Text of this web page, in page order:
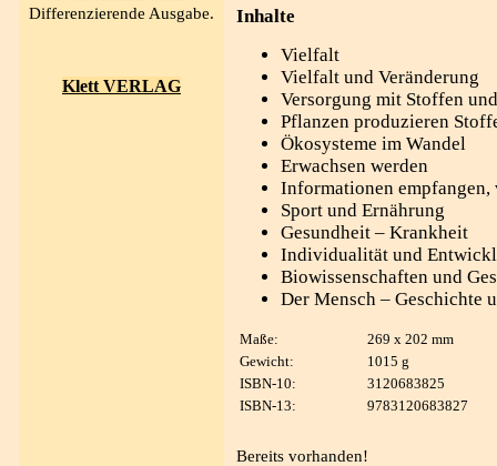
Differenzierende Ausgabe.
Klett VERLAG
Inhalte
Vielfalt
Vielfalt und Veränderung
Versorgung mit Stoffen
Pflanzen produzieren
Ökosysteme im Wandel
Erwachsen werden
Informationen empfangen,
Sport und Ernährung
Gesundheit – Krankheit
Individualität und
Biowissenschaften und
Der Mensch – Geschichte
Maße:
269 x 202 mm
Gewicht:
1015 g
ISBN-10:
3120683825
ISBN-13:
9783120683827
Bereits vorhanden!